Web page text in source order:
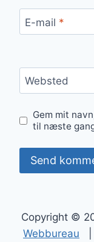
E-mail *
Websted
Gem mit
til næste
Copyright ©
Webbureau |